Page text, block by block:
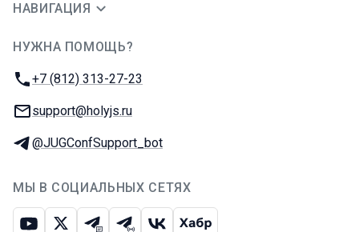
НАВИГАЦИЯ
НУЖНА ПОМОЩЬ?
Телефон:
+7 (812) 313-27-23
E-mail:
support@holyjs.ru
Телеграм:
@JUGConfSupport_bot
МЫ В СОЦИАЛЬНЫХ СЕТЯХ